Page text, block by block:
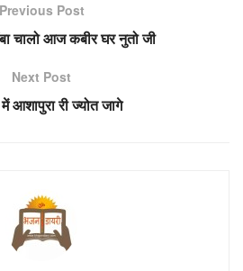
Previous Post
चालो आज कबीर घर नुतो जी
Next Post
री ज्योत जागे